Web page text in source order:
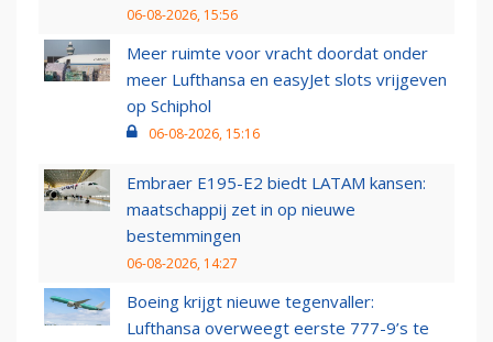
06-08-2026, 15:56
Meer ruimte voor vracht doordat onder
meer Lufthansa en easyJet slots vrijgeven
op Schiphol
06-08-2026, 15:16
Embraer E195-E2 biedt LATAM kansen:
maatschappij zet in op nieuwe
bestemmingen
06-08-2026, 14:27
Boeing krijgt nieuwe tegenvaller:
Lufthansa overweegt eerste 777-9’s te